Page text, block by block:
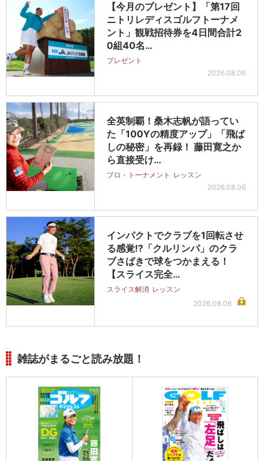
【今月のプレゼント】「第17回
ニトリレディスゴルフトーナメ
ント」観戦招待券を4日間合計2
0組40名…
プレゼント
2026.08.06
全英制覇！桑木志帆が語ってい
た「100Yの精度アップ」「飛ば
しの秘密」を再録！ 藤田寛之か
ら直接受け…
プロ・トーナメント レッスン
2026.08.06
インパクトでクラブを1回転させ
る感覚!?「クルリンパ」のクラ
ブさばきで球をつかまえる！
【スライス完全…
スライス解消 レッスン
2026.08.06
雑誌がまるごと読み放題！